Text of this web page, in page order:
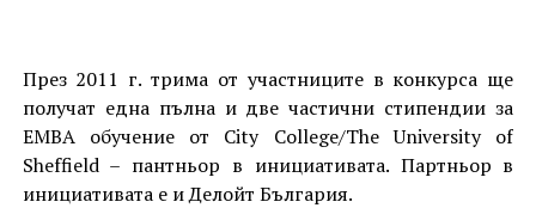
През 2011 г. трима от участниците в конкурса ще
получат една пълна и две частични стипендии за
ЕМВА обучение от City College/The University of
Sheffield – пантньор в инициативата. Партньор в
инициативата е и Делойт България.